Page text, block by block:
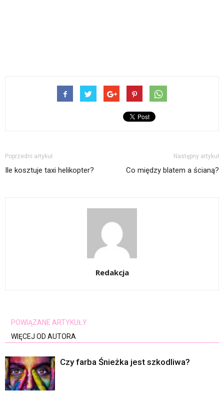
Poprzedni artykuł
Ile kosztuje taxi helikopter?
Następny artykuł
Co między blatem a ścianą?
Redakcja
POWIĄZANE ARTYKUŁY
WIĘCEJ OD AUTORA
Czy farba Śnieżka jest szkodliwa?